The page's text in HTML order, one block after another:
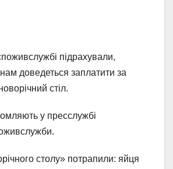
підрахували,
доведеться заплатити за
стіл.
у пресслужбі
столу» потрапили: яйця